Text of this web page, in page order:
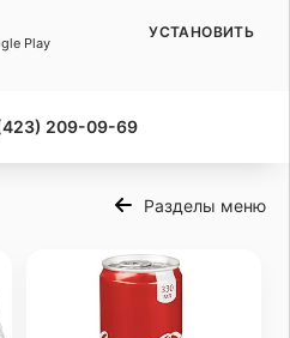
209-09-69
Разделы меню
Play
УСТАНОВИТЬ